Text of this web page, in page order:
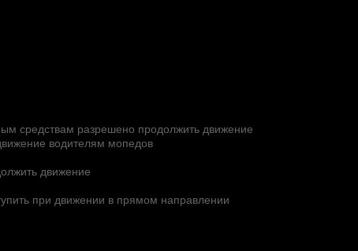
средствам разрешено продолжить движение
водителям мопедов
движение
при движении в прямом направлении